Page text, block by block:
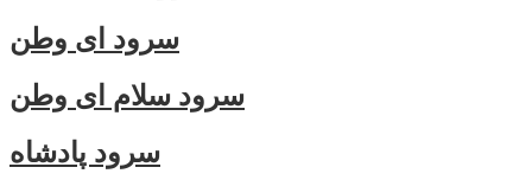
سرود ای وطن
سرود سلام ای وطن
سرود پادشاه